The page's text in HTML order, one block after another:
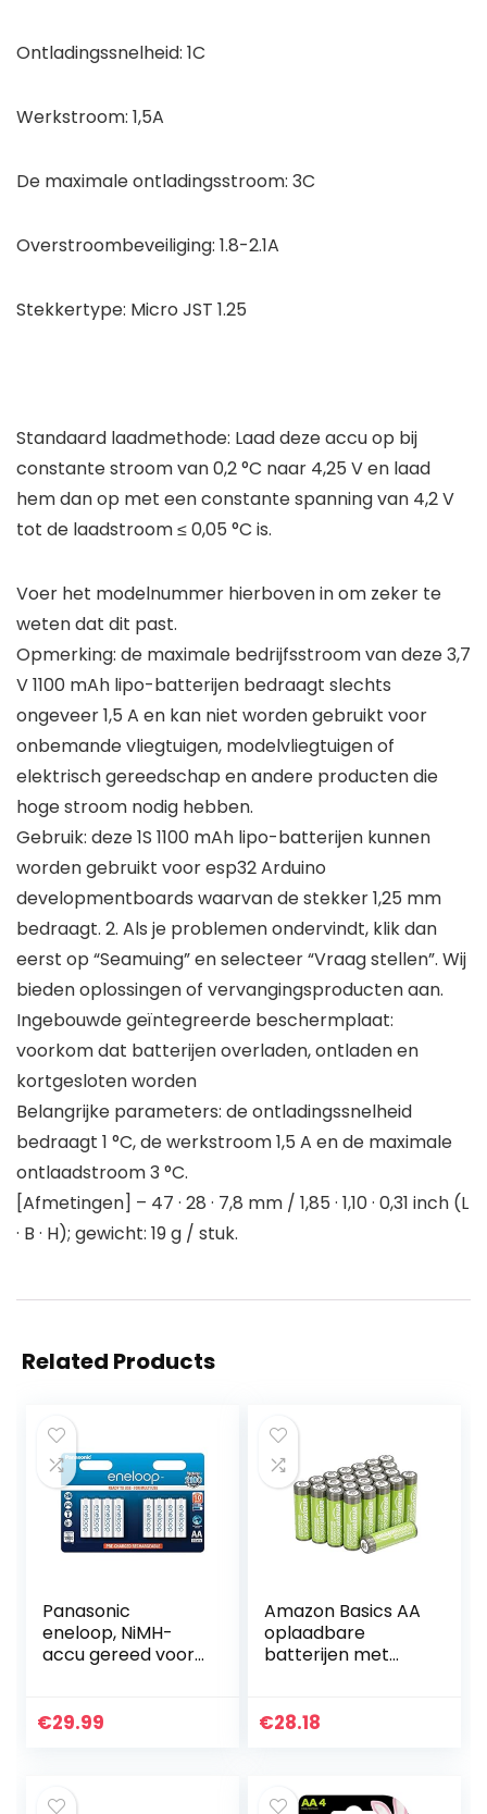
Ontladingssnelheid: 1C
Werkstroom: 1,5A
De maximale ontladingsstroom: 3C
Overstroombeveiliging: 1.8-2.1A
Stekkertype: Micro JST 1.25
Standaard laadmethode: Laad deze accu op bij
constante stroom van 0,2 °C naar 4,25 V en laad
hem dan op met een constante spanning van 4,2 V
tot de laadstroom ≤ 0,05 °C is.
Voer het modelnummer hierboven in om zeker te
weten dat dit past.
Opmerking: de maximale bedrijfsstroom van deze 3,7
V 1100 mAh lipo-batterijen bedraagt slechts
ongeveer 1,5 A en kan niet worden gebruikt voor
onbemande vliegtuigen, modelvliegtuigen of
elektrisch gereedschap en andere producten die
hoge stroom nodig hebben.
Gebruik: deze 1S 1100 mAh lipo-batterijen kunnen
worden gebruikt voor esp32 Arduino
developmentboards waarvan de stekker 1,25 mm
bedraagt. 2. Als je problemen ondervindt, klik dan
eerst op “Seamuing” en selecteer “Vraag stellen”. Wij
bieden oplossingen of vervangingsproducten aan.
Ingebouwde geïntegreerde beschermplaat:
voorkom dat batterijen overladen, ontladen en
kortgesloten worden
Belangrijke parameters: de ontladingssnelheid
bedraagt 1 °C, de werkstroom 1,5 A en de maximale
ontlaadstroom 3 °C.
[Afmetingen] – 47 · 28 · 7,8 mm / 1,85 · 1,10 · 0,31 inch (L
· B · H); gewicht: 19 g / stuk.
Related Products
Panasonic
eneloop, NiMH-
accu gereed voor
verpakking van 8,
€29.99
Amazon Basics AA
oplaadbare
batterijen met
pack)
€28.18